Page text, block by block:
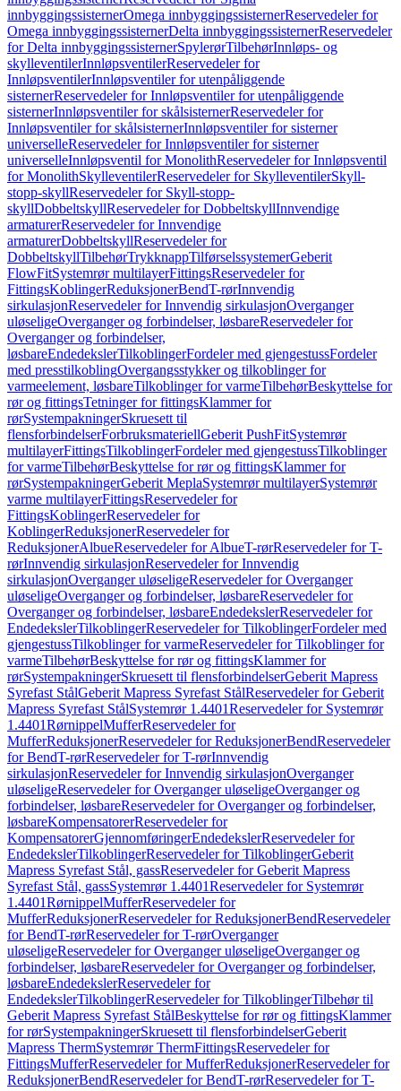
innbyggingssisternerOmega innbyggingssisternerReservedeler for
Omega innbyggingssisternerDelta innbyggingssisternerReservedeler
for Delta innbyggingssisternerSpylerørTilbehørInnløps- og
skylleventilerInnløpsventilerReservedeler for
InnløpsventilerInnløpsventiler for utenpåliggende
sisternerReservedeler for Innløpsventiler for utenpåliggende
sisternerInnløpsventiler for skålsisternerReservedeler for
Innløpsventiler for skålsisternerInnløpsventiler for sisterner
universelleReservedeler for Innløpsventiler for sisterner
universelleInnløpsventil for MonolithReservedeler for Innløpsventil
for MonolithSkylleventilerReservedeler for SkylleventilerSkyll-
stopp-skyllReservedeler for Skyll-stopp-
skyllDobbeltskyllReservedeler for DobbeltskyllInnvendige
armaturerReservedeler for Innvendige
armaturerDobbeltskyllReservedeler for
DobbeltskyllTilbehørTrykknappTilførselssystemerGeberit
FlowFitSystemrør multilayerFittingsReservedeler for
FittingsKoblingerReduksjonerBendT-rørInnvendig
sirkulasjonReservedeler for Innvendig sirkulasjonOverganger
uløseligeOverganger og forbindelser, løsbareReservedeler for
Overganger og forbindelser,
løsbareEndedekslerTilkoblingerFordeler med gjengestussFordeler
med presstilkoblingOvergangsstykker og tilkoblinger for
varmeelement, løsbareTilkoblinger for varmeTilbehørBeskyttelse for
rør og fittingsTetninger for fittingsKlammer for
rørSystempakningerSkruesett til
flensforbindelserForbruksmateriellGeberit PushFitSystemrør
multilayerFittingsTilkoblingerFordeler med gjengestussTilkoblinger
for varmeTilbehørBeskyttelse for rør og fittingsKlammer for
rørSystempakningerGeberit MeplaSystemrør multilayerSystemrør
varme multilayerFittingsReservedeler for
FittingsKoblingerReservedeler for
KoblingerReduksjonerReservedeler for
ReduksjonerAlbueReservedeler for AlbueT-rørReservedeler for T-
rørInnvendig sirkulasjonReservedeler for Innvendig
sirkulasjonOverganger uløseligeReservedeler for Overganger
uløseligeOverganger og forbindelser, løsbareReservedeler for
Overganger og forbindelser, løsbareEndedekslerReservedeler for
EndedekslerTilkoblingerReservedeler for TilkoblingerFordeler med
gjengestussTilkoblinger for varmeReservedeler for Tilkoblinger for
varmeTilbehørBeskyttelse for rør og fittingsKlammer for
rørSystempakningerSkruesett til flensforbindelserGeberit Mapress
Syrefast StålGeberit Mapress Syrefast StålReservedeler for Geberit
Mapress Syrefast StålSystemrør 1.4401Reservedeler for Systemrør
1.4401RørnippelMufferReservedeler for
MufferReduksjonerReservedeler for ReduksjonerBendReservedeler
for BendT-rørReservedeler for T-rørInnvendig
sirkulasjonReservedeler for Innvendig sirkulasjonOverganger
uløseligeReservedeler for Overganger uløseligeOverganger og
forbindelser, løsbareReservedeler for Overganger og forbindelser,
løsbareKompensatorerReservedeler for
KompensatorerGjennomføringerEndedekslerReservedeler for
EndedekslerTilkoblingerReservedeler for TilkoblingerGeberit
Mapress Syrefast Stål, gassReservedeler for Geberit Mapress
Syrefast Stål, gassSystemrør 1.4401Reservedeler for Systemrør
1.4401RørnippelMufferReservedeler for
MufferReduksjonerReservedeler for ReduksjonerBendReservedeler
for BendT-rørReservedeler for T-rørOverganger
uløseligeReservedeler for Overganger uløseligeOverganger og
forbindelser, løsbareReservedeler for Overganger og forbindelser,
løsbareEndedekslerReservedeler for
EndedekslerTilkoblingerReservedeler for TilkoblingerTilbehør til
Geberit Mapress Syrefast StålBeskyttelse for rør og fittingsKlammer
for rørSystempakningerSkruesett til flensforbindelserGeberit
Mapress ThermSystemrør ThermFittingsReservedeler for
FittingsMufferReservedeler for MufferReduksjonerReservedeler for
ReduksjonerBendReservedeler for BendT-rørReservedeler for T-